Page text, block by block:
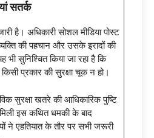
सतर्क
है। अधिकारी सोशल मीडिया पोस्ट
की पहचान और उसके इरादों की
सुनिश्चित किया जा रहा है कि
प्रकार की सुरक्षा चूक न हो।
सुरक्षा खतरे की आधिकारिक पुष्टि
इस कथित धमकी के बाद
ने एहतियात के तौर पर सभी जरूरी